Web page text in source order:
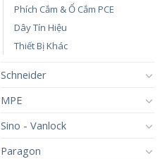
Phích Cắm & Ổ Cắm PCE
Dây Tín Hiệu
Thiết Bị Khác
Schneider
MPE
Sino - Vanlock
Paragon